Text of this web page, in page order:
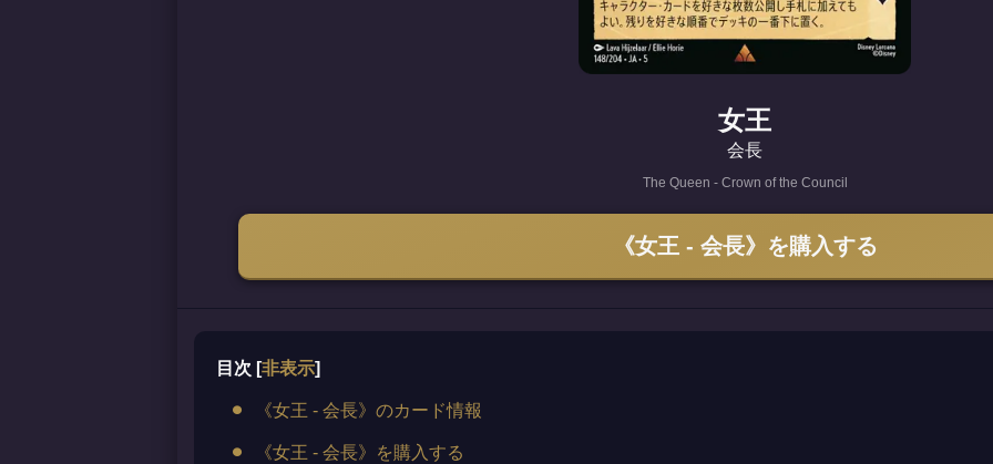
女王
会長
The Queen - Crown of the Council
《女王 - 会長》を購入する
目次 [非表示]
《女王 - 会長》のカード情報
《女王 - 会長》を購入する